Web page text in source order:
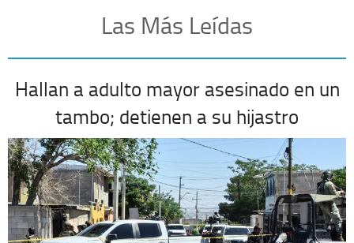
Las Más Leídas
Hallan a adulto mayor asesinado en un
tambo; detienen a su hijastro